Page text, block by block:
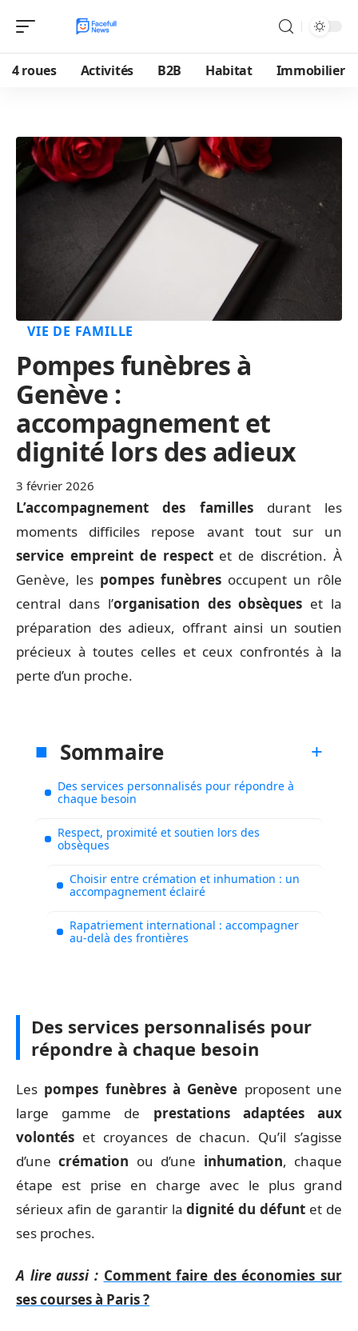
4 roues Activités B2B Habitat Immobilier
VIE DE FAMILLE
Pompes funèbres à
Genève :
accompagnement et
dignité lors des adieux
3 février 2026
L’accompagnement des famillesdurant les
moments difficiles repose avant tout sur un
service empreint de respectet de discrétion. À
Genève, les pompes funèbres occupent un rôle
central dans l’organisation des obsèques et la
préparation des adieux, offrant ainsi un soutien
précieux à toutes celles et ceux confrontés à la
perte d’un proche.
Sommaire
Des services personnalisés pour répondre à
chaque besoin
Respect, proximité et soutien lors des
obsèques
Choisir entre crémation et inhumation : un
accompagnement éclairé
Rapatriement international : accompagner
au-delà des frontières
Des services personnalisés pour
répondre à chaque besoin
Les pompes funèbres à Genève proposent une
large gamme de prestations adaptées aux
volontés et croyances de chacun. Qu’il s’agisse
d’unecrémation ou d’une inhumation, chaque
étape est prise en charge avec le plus grand
sérieux afin de garantir ladignité du défunt et de
ses proches.
A lire aussi : Comment faire des économies sur
ses courses à Paris ?